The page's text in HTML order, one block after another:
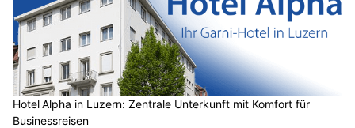
Hotel Alpha in Luzern: Zentrale Unterkunft mit Komfort für
Businessreisen